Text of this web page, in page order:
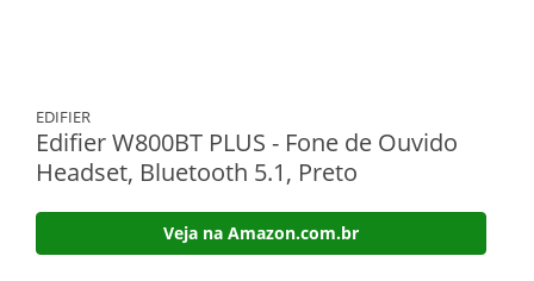
EDIFIER
Edifier W800BT PLUS - Fone de Ouvido
Headset, Bluetooth 5.1, Preto
Veja na Amazon.com.br